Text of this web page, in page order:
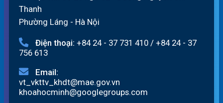
Thanh
Phường Láng - Hà Nội
Điện thoại: +84 24 - 37 731 410 / +84 24 - 37
756 613
Email:
vt_vkttv_khdt@mae.gov.vn
khoahocminh@googlegroups.com